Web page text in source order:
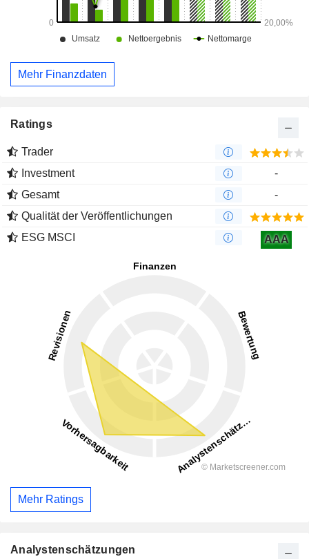
Mehr Finanzdaten
Ratings
Trader
Investment
-
Gesamt
-
Qualität der Veröffentlichungen
ESG MSCI
AAA
Mehr Ratings
Analystenschätzungen